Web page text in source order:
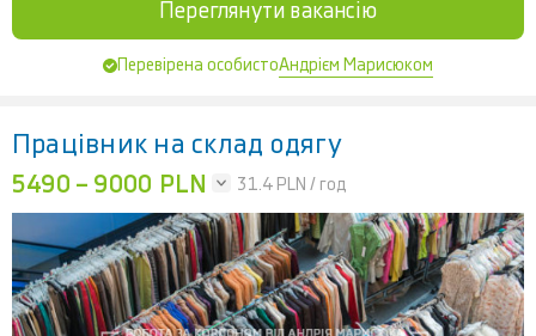
Переглянути вакансію
Перевірена особистоАндрієм Марисюком
Працівник на склад одягу
5490 – 9000 PLN 31.4 PLN / год